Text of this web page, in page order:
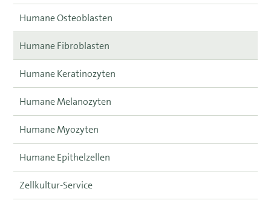
Humane Osteoblasten
Humane Fibroblasten
Humane Keratinozyten
Humane Melanozyten
Humane Myozyten
Humane Epithelzellen
Zellkultur-Service